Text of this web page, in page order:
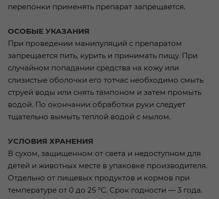
перепонки применять препарат запрещается.
ОСОБЫЕ УКАЗАНИЯ
При проведении манипуляций с препаратом
запрещается пить, курить и принимать пищу. При
случайном попадании средства на кожу или
слизистые оболочки его тотчас необходимо смыть
струей воды или снять тампоном и затем промыть
водой. По окончании обработки руки следует
тщательно вымыть теплой водой с мылом.
УСЛОВИЯ ХРАНЕНИЯ
В сухом, защищенном от света и недоступном для
детей и животных месте в упаковке производителя.
Отдельно от пищевых продуктов и кормов при
температуре от 0 до 25 °С. Срок годности — 3 года.